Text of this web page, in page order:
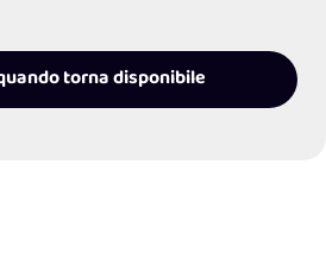
torna disponibile